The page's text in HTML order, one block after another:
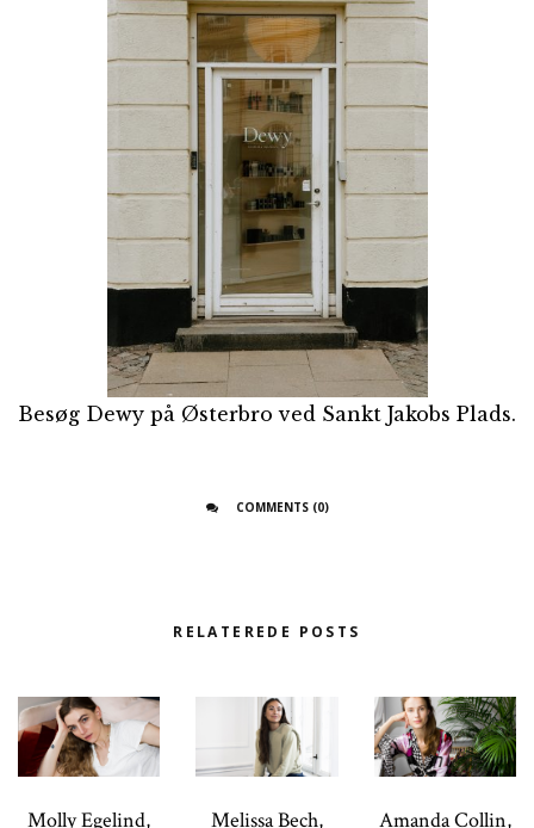
Besøg Dewy på Østerbro ved Sankt Jakobs Plads.
COMMENTS (0)
RELATEREDE POSTS
Molly Egelind, Melissa Bech, Amanda Collin,